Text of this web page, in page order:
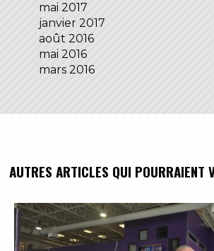
mai 2017
janvier 2017
août 2016
mai 2016
mars 2016
AUTRES ARTICLES QUI POURRAIENT